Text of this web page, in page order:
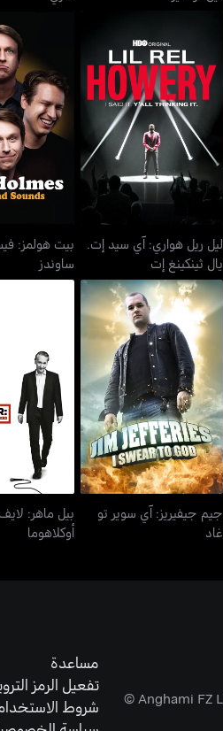
ليل ريل هواري: آي سيد إت.
يال ثينكينغ إت
ليل ريل هواري: آي سيد إت.
يال ثينكينغ إت
بيت
بيت هولمز:
ساوندز
جيم جيفيريز: آي سوير تو
غاد
جيم جيفيريز: آي سوير تو
غاد
بيل ماهر:
بيل ماهر:
أوكلاهوما
مساعدة
تفعيل الرمز
شروط